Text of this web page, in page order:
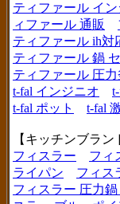
ティファール イ
ィファール 通販
ティファール ih対
ティファール 鍋
ティファール 圧力
t-fal インジニオ
t-fal ポット
t-fal
【キッチンブラ
フィスラー
フィ
ライパン
フィス
フィスラー 圧力鍋